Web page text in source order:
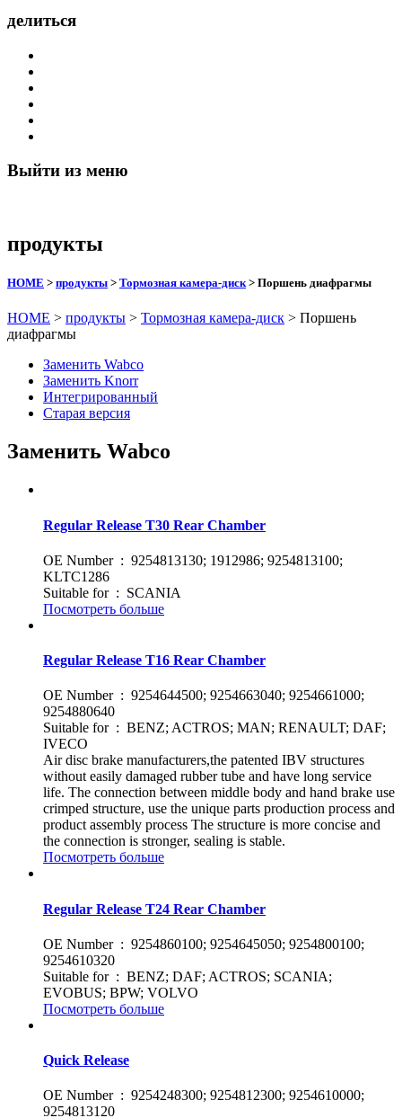
делиться
Выйти из меню
продукты
HOME > продукты > Тормозная камера-диск> Поршень диафрагмы
HOME > продукты > Тормозная камера-диск > Поршень
диафрагмы
Заменить Wabco
Заменить Knorr
Интегрированный
Старая версия
Заменить Wabco
Regular Release T30 Rear Chamber
OE Number : 9254813130; 1912986; 9254813100;
KLTC1286
Suitable for : SCANIA
Посмотреть больше
Regular Release T16 Rear Chamber
OE Number : 9254644500; 9254663040; 9254661000;
9254880640
Suitable for : BENZ; ACTROS; MAN; RENAULT; DAF;
IVECO
Air disc brake manufacturers,the patented IBV structures
without easily damaged rubber tube and have long service
life. The connection between middle body and hand brake use
crimped structure, use the unique parts production process and
product assembly process The structure is more concise and
the connection is stronger, sealing is stable.
Посмотреть больше
Regular Release T24 Rear Chamber
OE Number : 9254860100; 9254645050; 9254800100;
9254610320
Suitable for : BENZ; DAF; ACTROS; SCANIA;
EVOBUS; BPW; VOLVO
Посмотреть больше
Quick Release
OE Number : 9254248300; 9254812300; 9254610000;
9254813120